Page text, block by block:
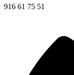
916 61 75 51